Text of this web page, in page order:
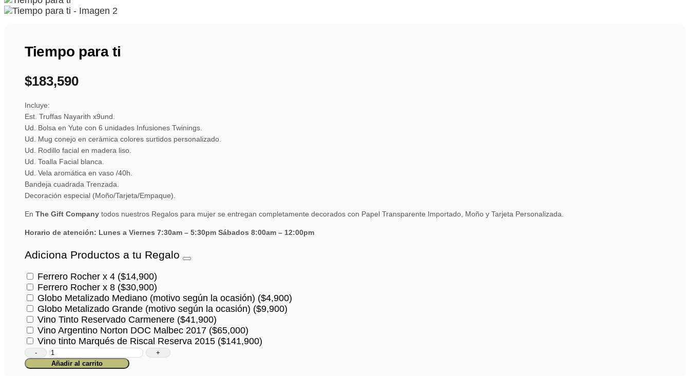
Tiempo para ti
$183,590
Incluye:
Est. Truffas Nayarith x9und.
Ud. Bolsa en Yute con 6 unidades Infusiones Twinings.
Ud. Mug conejo en cerámica colores surtidos personalizado.
Ud. Rodillo facial en madera liso.
Ud. Toalla Facial blanca.
Ud. Vela aromática en vaso /40h.
Bandeja cuadrada Trenzada.
Decoración especial (Moño/Tarjeta/Empaque).
En The Gift Company todos nuestros Regalos para mujer se entregan completamente decorados con Papel Transparente Importado, Moño y Tarjeta Personalizada.
Horario de atención: Lunes a Viernes 7:30am – 5:30pm Sábados 8:00am – 12:00pm
Adiciona Productos a tu Regalo
Ferrero Rocher x 4 ($14,900)
Ferrero Rocher x 8 ($30,900)
Globo Metalizado Mediano (motivo según la ocasión) ($4,900)
Globo Metalizado Grande (motivo según la ocasión) ($9,900)
Vino Tinto Reservado Carmenere ($41,900)
Vino Argentino Norton DOC Malbec 2017 ($65,000)
Vino tinto Marqués de Riscal Reserva 2015 ($141,900)
Tiempo
para
Añadir al carrito